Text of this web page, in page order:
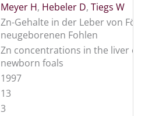
Meyer H, Hebeler D, Tiegs W
Zn-Gehalte in der Leber von
neugeborenen Fohlen
Zn concentrations in the liver of
newborn foals
1997
13
3